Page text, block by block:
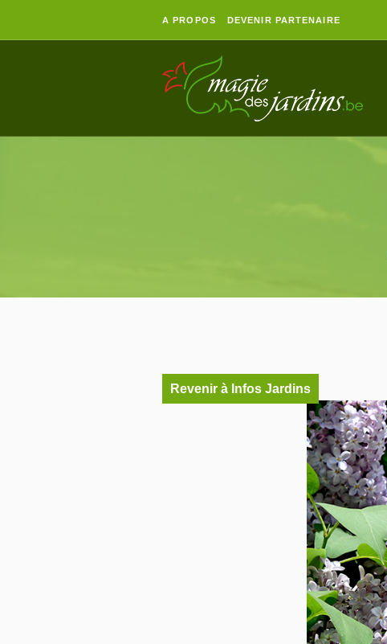
A PROPOS DEVENIR PARTENAIRE
Revenir à Infos Jardins